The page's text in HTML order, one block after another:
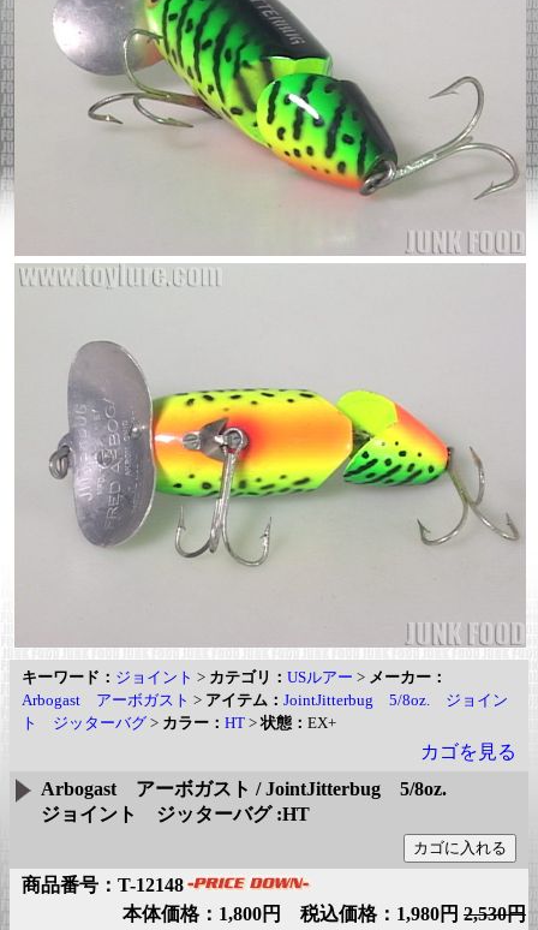
キーワード： ジョイント > カテゴリ： USルアー > メーカー：
Arbogast アーボガスト > アイテム： JointJitterbug 5/8oz. ジョイン
ト ジッターバグ > カラー： HT >状態： EX+
カゴを見る
Arbogast アーボガスト / JointJitterbug 5/8oz.
ジョイント ジッターバグ :HT
商品番号：T-12148
本体価格：1,800円 税込価格：1,980円 2,530円